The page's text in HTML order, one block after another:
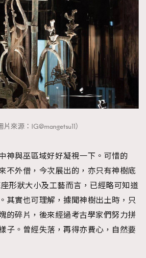
片來源：IG@mangetsu11）
神與巫區域好好凝視一下。可惜的
不外借，今次展出的，亦只有神樹底
形狀大小及工藝而言，已經略可知道
其實也可理解，據聞神樹出土時，只
的碎片，後來經過考古學家們努力拼
子。曾經失落，再得亦費心，自然要